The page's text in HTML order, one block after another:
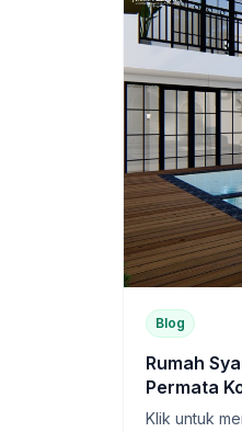
Blog
Rumah
Permata
Klik untuk